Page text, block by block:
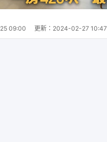
09:00 更新： 2024-02-27 10:47